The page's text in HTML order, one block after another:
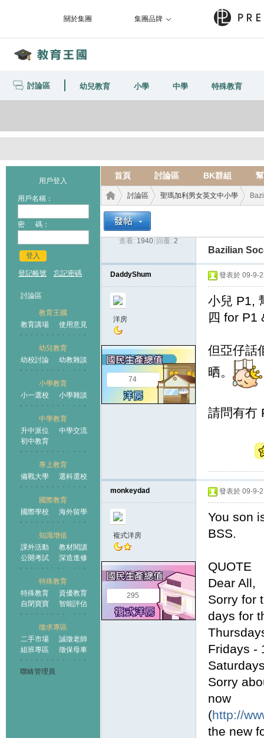
關於集團 集團品牌
討論區 幼兒教育 小學 中學 特殊教育
用戶登入
用戶名稱：
密 碼：
登入
登記帳號 忘記密碼
討論區
教育王國
教育講場
使用意見
幼兒教育
幼校討論
幼教雜談
小學教育
小一選校
小學雜談
中學教育
升中派位
中學交流
初中教育
專上教育
備戰大學
選科選校
國際教育
國際學校
海外留學
知識增值
課外活動
教材閱讀
公開考試
深造進修
特殊教育
特殊教育
資優教育
自閉寶寶
智能評估
徵求專區
二手市場
誠徵老師
組班專區
徵保母車
聯絡管理員
首頁 討論區 BK群組
王國
討論區
›
聖瑪加利男女英文中小學
查看: 1940 回覆: 2
Bazilian
DaddyShum
洋房
74
發表於 09-9-
小兒 P1,
四 for P1
但亞仔話
晒。
請問有冇
monkeydad
複式洋房
295
發表於 09-9-
You son
BSS.
QUOTE
Dear All,
Sorry for
days for
Fridays -
Sorry
now
(http://
the new